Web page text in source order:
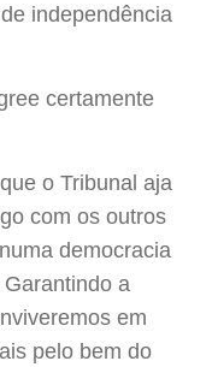
independência
certamente
o Tribunal aja
com os outros
democracia
a
em
pelo bem do